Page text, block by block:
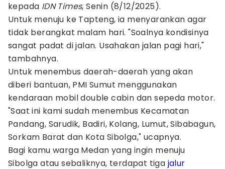
kepada IDN Times, Senin (8/12/2025).
Untuk menuju ke Tapteng, ia menyarankan agar
tidak berangkat malam hari. "Soalnya kondisinya
sangat padat di jalan. Usahakan jalan pagi hari,"
tambahnya.
Untuk menembus daerah-daerah yang akan
diberi bantuan, PMI Sumut menggunakan
kendaraan mobil double cabin dan sepeda motor.
"Saat ini kami sudah menembus Kecamatan
Pandang, Sarudik, Badiri, Kolang, Lumut, Sibabagun,
Sorkam Barat dan Kota Sibolga," ucapnya.
Bagi kamu warga Medan yang ingin menuju
Sibolga atau sebaliknya, terdapat tiga jalur